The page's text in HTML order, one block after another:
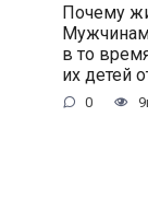
Почему
Мужчинам
в то
их детей
0